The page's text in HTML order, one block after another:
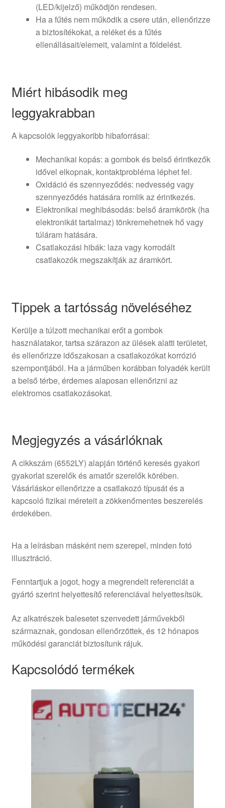
(LED/kijelző) működjön rendesen.
Ha a fűtés nem működik a csere után, ellenőrizze
a biztosítékokat, a reléket és a fűtés
ellenállásait/elemeit, valamint a földelést.
Miért hibásodik meg
leggyakrabban
A kapcsolók leggyakoribb hibaforrásai:
Mechanikai kopás: a gombok és belső érintkezők
idővel elkopnak, kontaktprobléma léphet fel.
Oxidáció és szennyeződés: nedvesség vagy
szennyeződés hatására romlik az érintkezés.
Elektronikai meghibásodás: belső áramkörök (ha
elektronikát tartalmaz) tönkremehetnek hő vagy
túláram hatására.
Csatlakozási hibák: laza vagy korrodált
csatlakozók megszakítják az áramkört.
Tippek a tartósság növeléséhez
Kerülje a túlzott mechanikai erőt a gombok
használatakor, tartsa szárazon az ülések alatti területet,
és ellenőrizze időszakosan a csatlakozókat korrózió
szempontjából. Ha a járműben korábban folyadék került
a belső térbe, érdemes alaposan ellenőrizni az
elektromos csatlakozásokat.
Megjegyzés a vásárlóknak
A cikkszám (6552LY) alapján történő keresés gyakori
gyakorlat szerelők és amatőr szerelők körében.
Vásárláskor ellenőrizze a csatlakozó típusát és a
kapcsoló fizikai méreteit a zökkenőmentes beszerelés
érdekében.
Ha a leírásban másként nem szerepel, minden fotó
illusztráció.
Fenntartjuk a jogot, hogy a megrendelt referenciát a
gyártó szerint helyettesítő referenciával helyettesítsük.
Az alkatrészek balesetet szenvedett járművekből
származnak, gondosan ellenőrzöttek, és 12 hónapos
működési garanciát biztosítunk rájuk.
Kapcsolódó termékek